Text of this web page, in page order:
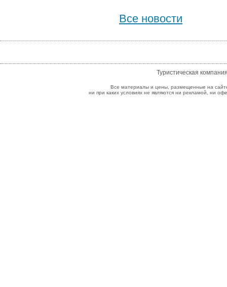
Все новости
Туристическая
Все материалы и цены, размещенные на
ни при каких условиях не являются ни рекламой, ни